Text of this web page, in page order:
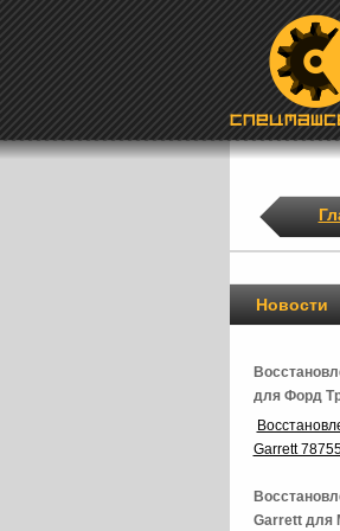
Новости
для Форд
Garrett
Garrett для